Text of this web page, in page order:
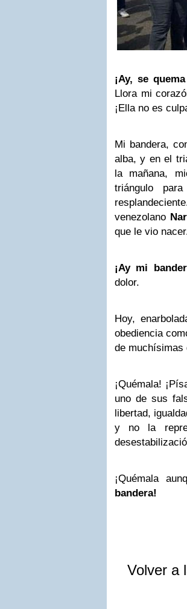
¡Ay, se
Llora mi
¡Ella no es
Mi bandera,
alba, y en el
la mañana,
triángulo
venezolano
que le vio
¡Ay mi
dolor.
Hoy,
obediencia
de muchísimas
¡Quémala!
uno de sus
libertad,
y no la
¡Quémala
bandera!
Volver a